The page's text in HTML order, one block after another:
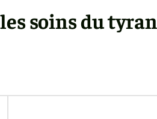
soins du tyran